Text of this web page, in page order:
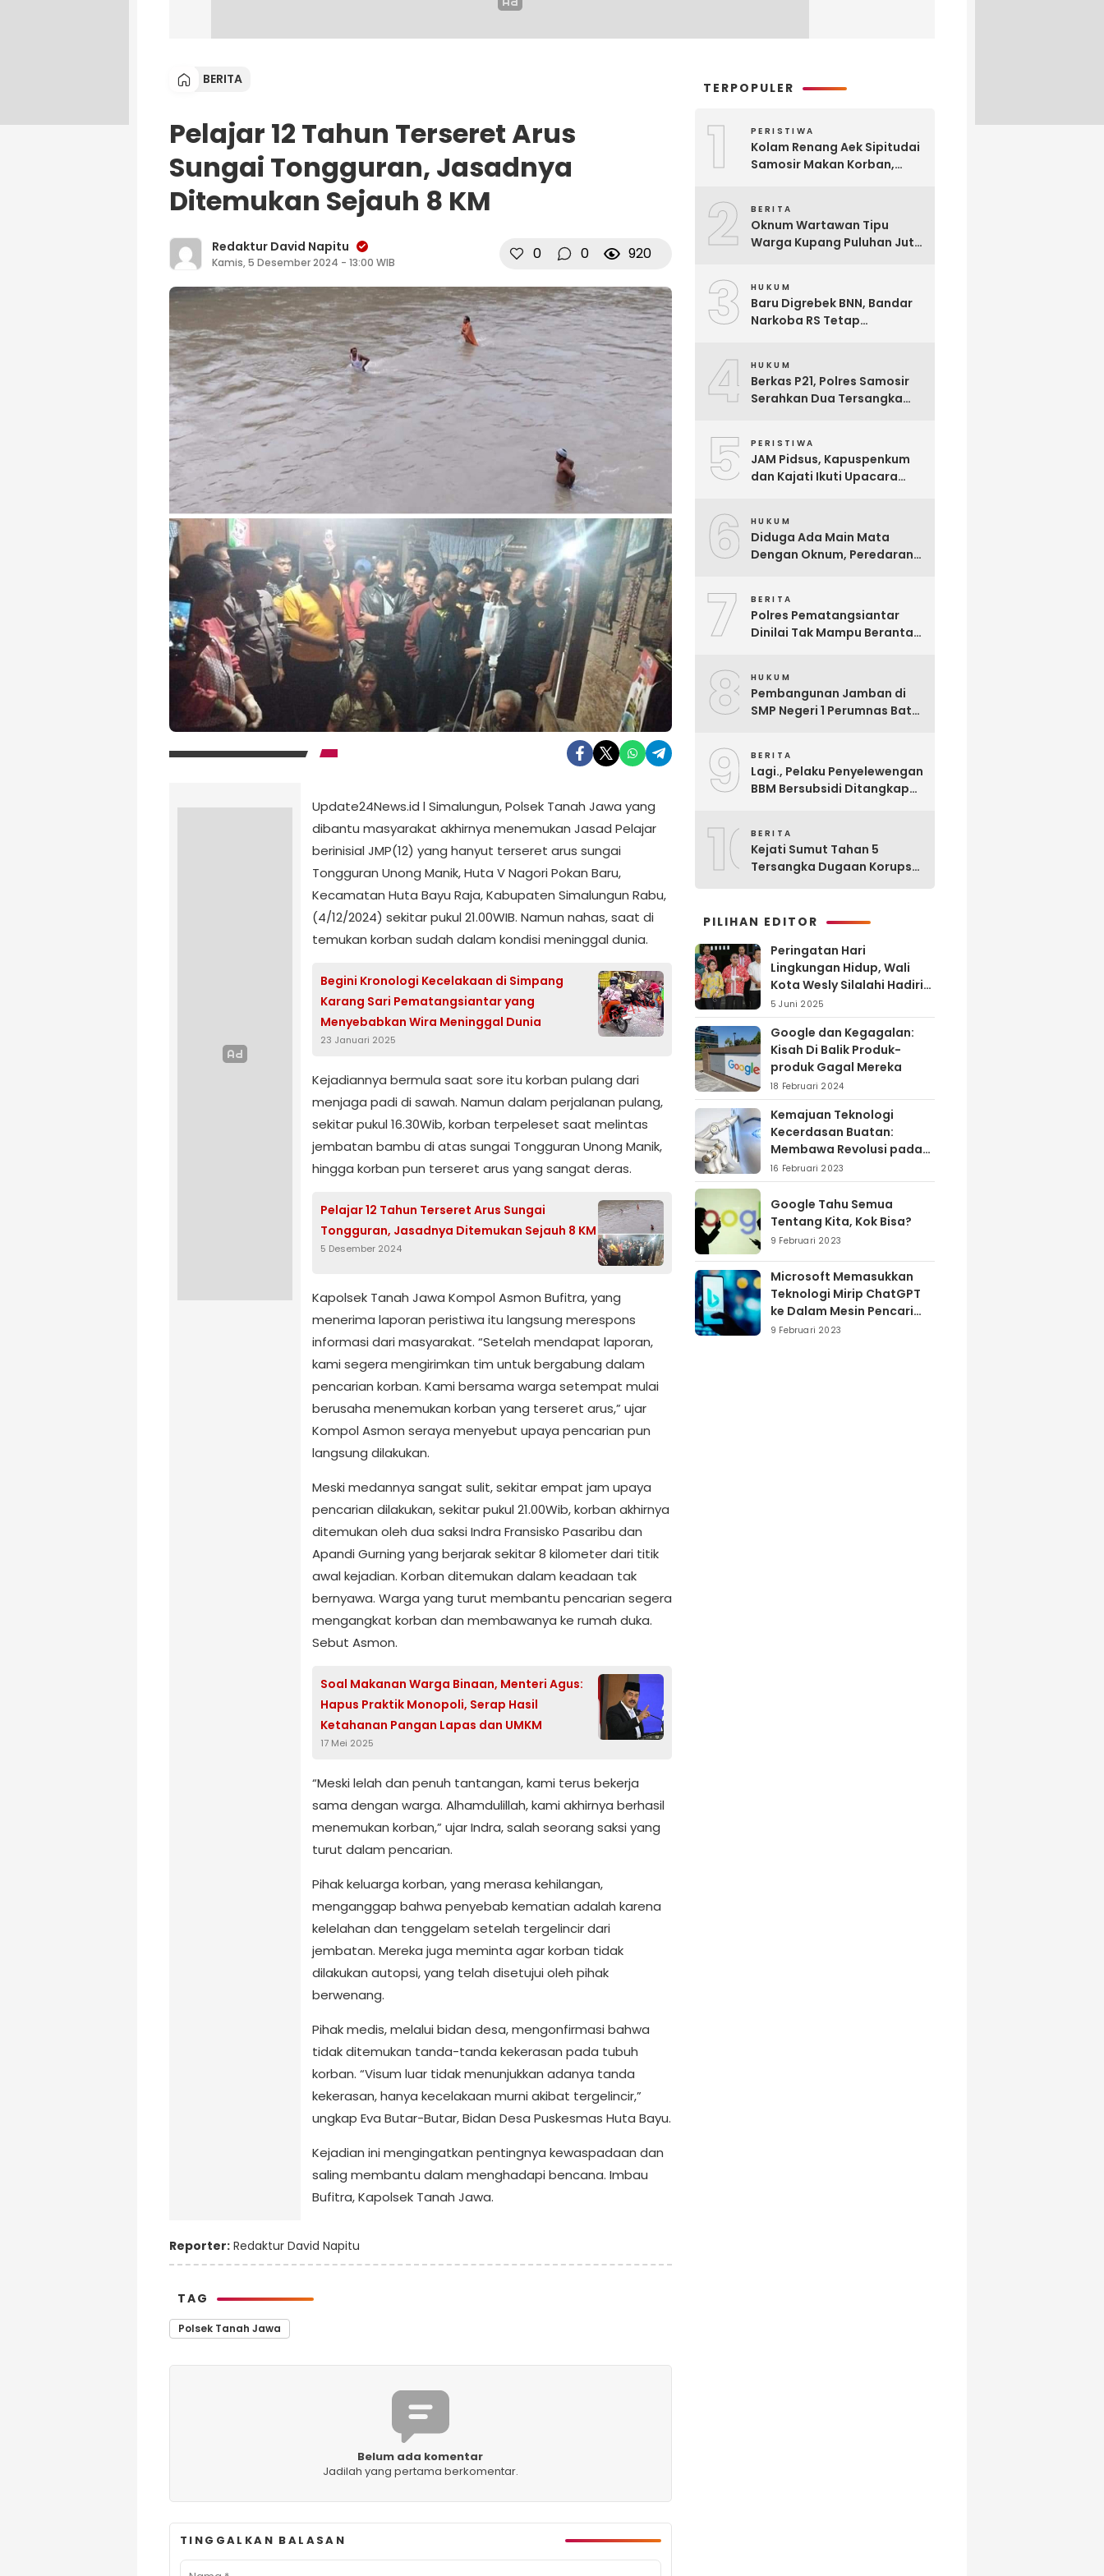
BERITA
Pelajar 12 Tahun Terseret Arus
Sungai Tongguran, Jasadnya
Ditemukan Sejauh 8 KM
Redaktur David Napitu
Kamis, 5 Desember 2024 - 13:00 WIB 0 0 920
Update24News.id l Simalungun, Polsek Tanah Jawa yang
dibantu masyarakat akhirnya menemukan Jasad Pelajar
berinisial JMP(12) yang hanyut terseret arus sungai
Tongguran Unong Manik, Huta V Nagori Pokan Baru,
Kecamatan Huta Bayu Raja, Kabupaten Simalungun Rabu,
(4/12/2024) sekitar pukul 21.00WIB. Namun nahas, saat di
temukan korban sudah dalam kondisi meninggal dunia.
Begini Kronologi Kecelakaan di Simpang
Karang Sari Pematangsiantar yang
Menyebabkan Wira Meninggal Dunia
23 Januari 2025
Kejadiannya bermula saat sore itu korban pulang dari
menjaga padi di sawah. Namun dalam perjalanan pulang,
sekitar pukul 16.30Wib, korban terpeleset saat melintas
jembatan bambu di atas sungai Tongguran Unong Manik,
hingga korban pun terseret arus yang sangat deras.
Pelajar 12 Tahun Terseret Arus Sungai
Tongguran, Jasadnya Ditemukan Sejauh 8 KM
5 Desember 2024
Kapolsek Tanah Jawa Kompol Asmon Bufitra, yang
menerima laporan peristiwa itu langsung merespons
informasi dari masyarakat. “Setelah mendapat laporan,
kami segera mengirimkan tim untuk bergabung dalam
pencarian korban. Kami bersama warga setempat mulai
berusaha menemukan korban yang terseret arus,” ujar
Kompol Asmon seraya menyebut upaya pencarian pun
langsung dilakukan.
Meski medannya sangat sulit, sekitar empat jam upaya
pencarian dilakukan, sekitar pukul 21.00Wib, korban akhirnya
ditemukan oleh dua saksi Indra Fransisko Pasaribu dan
Apandi Gurning yang berjarak sekitar 8 kilometer dari titik
awal kejadian. Korban ditemukan dalam keadaan tak
bernyawa. Warga yang turut membantu pencarian segera
mengangkat korban dan membawanya ke rumah duka.
Sebut Asmon.
Soal Makanan Warga Binaan, Menteri Agus:
Hapus Praktik Monopoli, Serap Hasil
Ketahanan Pangan Lapas dan UMKM
17 Mei 2025
“Meski lelah dan penuh tantangan, kami terus bekerja
sama dengan warga. Alhamdulillah, kami akhirnya berhasil
menemukan korban,” ujar Indra, salah seorang saksi yang
turut dalam pencarian.
Pihak keluarga korban, yang merasa kehilangan,
menganggap bahwa penyebab kematian adalah karena
kelelahan dan tenggelam setelah tergelincir dari
jembatan. Mereka juga meminta agar korban tidak
dilakukan autopsi, yang telah disetujui oleh pihak
berwenang.
Pihak medis, melalui bidan desa, mengonfirmasi bahwa
tidak ditemukan tanda-tanda kekerasan pada tubuh
korban. “Visum luar tidak menunjukkan adanya tanda
kekerasan, hanya kecelakaan murni akibat tergelincir,”
ungkap Eva Butar-Butar, Bidan Desa Puskesmas Huta Bayu.
Kejadian ini mengingatkan pentingnya kewaspadaan dan
saling membantu dalam menghadapi bencana. Imbau
Bufitra, Kapolsek Tanah Jawa.
Reporter: Redaktur David Napitu
TAG
Polsek Tanah Jawa
Belum ada komentar
Jadilah yang pertama berkomentar.
TINGGALKAN BALASAN
TERPOPULER
1 PERISTIWA
Kolam Renang Aek Sipitudai
Samosir Makan Korban,
2 BERITA
Oknum Wartawan Tipu
Warga Kupang Puluhan Juta
3 HUKUM
Baru Digrebek BNN, Bandar
Narkoba RS Tetap
4 HUKUM
Berkas P21, Polres Samosir
Serahkan Dua Tersangka
Korupsinya
5 PERISTIWA
JAM Pidsus, Kapuspenkum
dan Kajati Ikuti Upacara
Ginting yang Gugur Saat
Tugas
6 HUKUM
Diduga Ada Main Mata
Dengan Oknum, Peredaran
7 BERITA
Polres Pematangsiantar
Dinilai Tak Mampu Berantas
Turun Tangan
8 HUKUM
Pembangunan Jamban di
SMP Negeri 1 Perumnas Batu
9 BERITA
Lagi., Pelaku Penyelewengan
BBM Bersubsidi Ditangkap
10BERITA
Kejati Sumut Tahan 5
Tersangka Dugaan Korupsi
PILIHAN EDITOR
Peringatan Hari
Lingkungan Hidup, Wali
Kota Wesly Silalahi Hadiri
Penyerahan dan
Penyiraman Eco Enzyme di
TPA Tanjung Pinggir
5 Juni 2025
Google dan Kegagalan:
Kisah Di Balik Produk-
produk Gagal Mereka
18 Februari 2024
Kemajuan Teknologi
Kecerdasan Buatan:
Membawa Revolusi pada
Industri dan Masyarakat
16 Februari 2023
Google Tahu Semua
Tentang Kita, Kok Bisa?
9 Februari 2023
Microsoft Memasukkan
Teknologi Mirip ChatGPT
ke Dalam Mesin Pencari
Bing
9 Februari 2023